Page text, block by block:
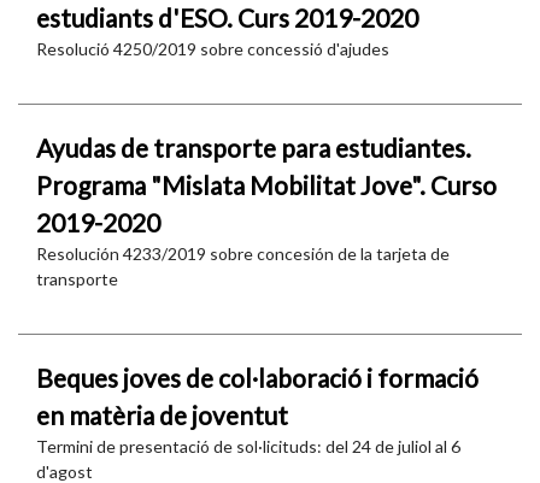
estudiants d'ESO. Curs 2019-2020
Resolució 4250/2019 sobre concessió d'ajudes
Ayudas de transporte para estudiantes.
Programa "Mislata Mobilitat Jove". Curso
2019-2020
Resolución 4233/2019 sobre concesión de la tarjeta de
transporte
Beques joves de col·laboració i formació
en matèria de joventut
Termini de presentació de sol·licituds: del 24 de juliol al 6
d'agost